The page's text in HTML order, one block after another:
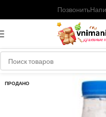
Позвонить
ПРОДАНО